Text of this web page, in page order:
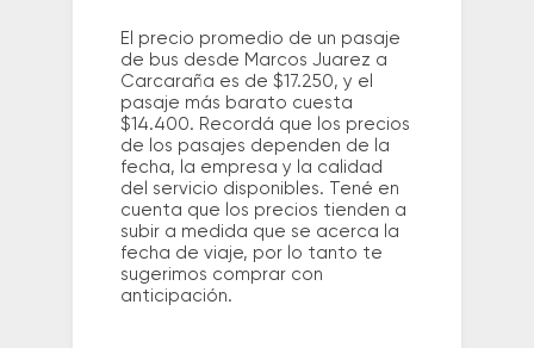
El precio promedio de un pasaje
de bus desde Marcos Juarez a
Carcaraña es de $17.250, y el
pasaje más barato cuesta
$14.400. Recordá que los precios
de los pasajes dependen de la
fecha, la empresa y la calidad
del servicio disponibles. Tené en
cuenta que los precios tienden a
subir a medida que se acerca la
fecha de viaje, por lo tanto te
sugerimos comprar con
anticipación.